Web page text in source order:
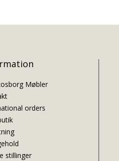
Møbler
orders
stillinger